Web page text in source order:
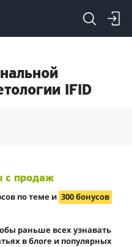
IFID
с продаж
по теме и 300 бонусов
раньше всех узнавать
в блоге и популярных